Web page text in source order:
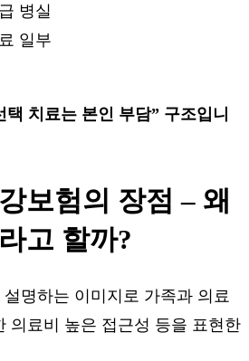
병실
일부
치료는 본인 부담” 구조입니
보험의 장점 – 왜
고 할까?